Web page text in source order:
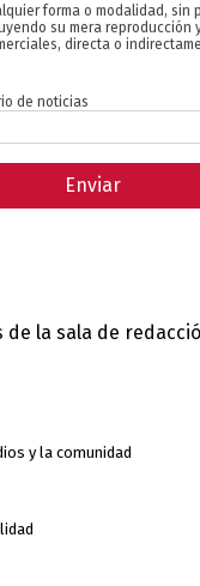
forma o modalidad, sin
su mera reproducción
directa o
de noticias
Enviar
de la sala de
y la comunidad